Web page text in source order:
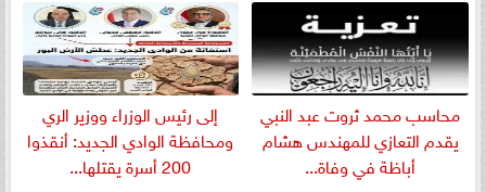
​محاسب محمد ثروت عبد النبي
يقدم التعازي للمهندس هشام
أباظة في وفاة...
إلى رئيس الوزراء ووزير الري
ومحافظة الوادي الجديد: أنقذوا
200 أسرة يقتلها...